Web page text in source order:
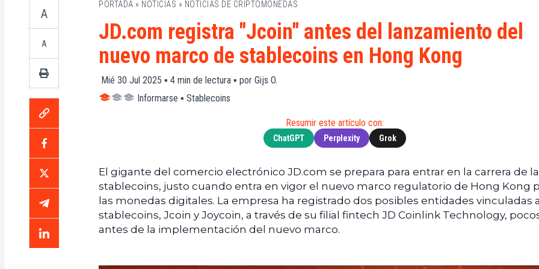
Exchanges
Noticias
Tec
de
Web3
XRP
(XRP)
Cardano
Compra
Guía
Trading
A
A
PORTADA » NOTICIAS » NOTICIAS DE CRIPTOMONEDAS
JD.com registra "Jcoin" antes del lanzamiento del
nuevo marco de stablecoins en Hong Kong
Mié 30 Jul 2025 ▪ 4 min de lectura ▪ por Gijs O.
Informarse ▪ Stablecoins
Resumir este artículo con:
ChatGPT Perplexity Grok
El gigante del comercio electrónico JD.com se prepara para entrar en la carrera de
stablecoins, justo cuando entra en vigor el nuevo marco regulatorio de Hong Kong
las monedas digitales. La empresa ha registrado dos posibles entidades vinculadas a
stablecoins, Jcoin y Joycoin, a través de su filial fintech JD Coinlink Technology,
antes de la implementación del nuevo marco.